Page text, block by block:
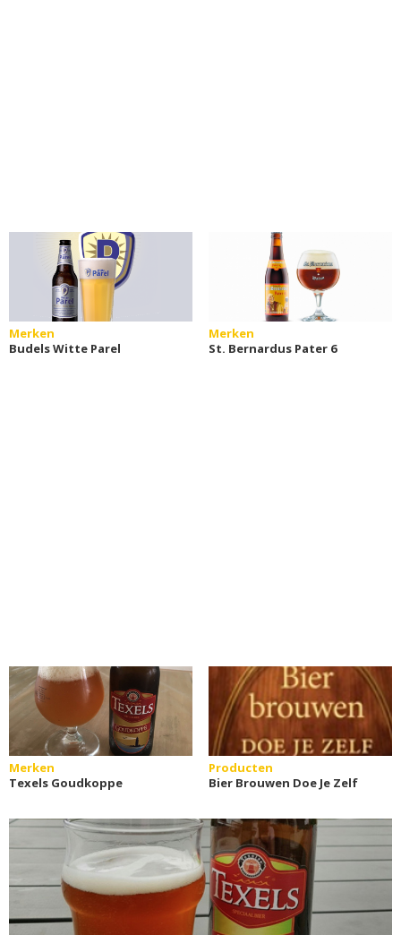
Merken
Budels Witte Parel
Merken
St. Bernardus Pater 6
Merken
Texels Goudkoppe
Producten
Bier Brouwen Doe Je Zelf